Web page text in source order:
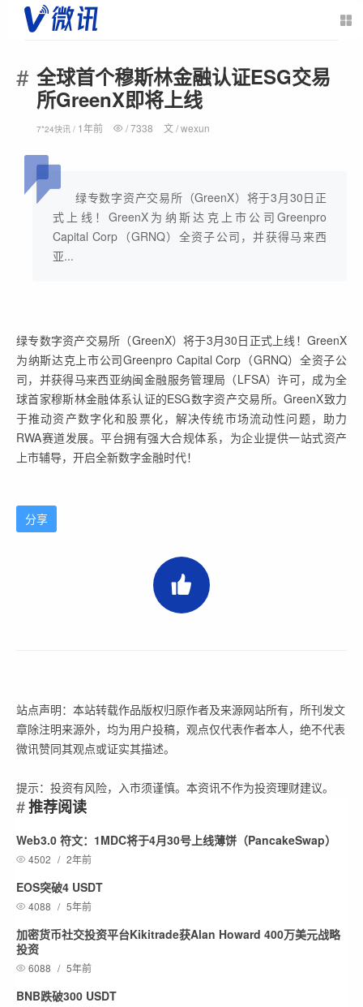
全球首个穆斯林金融认证ESG交易
所GreenX即将上线
7*24快讯 / 1年前 /7338 文 /wexun
绿专数字资产交易所（GreenX）将于3月30日正
式上线！GreenX为纳斯达克上市公司Greenpro
Capital Corp（GRNQ）全资子公司，并获得马来西
亚...
绿专数字资产交易所（GreenX）将于3月30日正式上线！GreenX
为纳斯达克上市公司Greenpro Capital Corp（GRNQ）全资子公
司，并获得马来西亚纳闽金融服务管理局（LFSA）许可，成为全
球首家穆斯林金融体系认证的ESG数字资产交易所。GreenX致力
于推动资产数字化和股票化，解决传统市场流动性问题，助力
RWA赛道发展。平台拥有强大合规体系，为企业提供一站式资产
上市辅导，开启全新数字金融时代！
分享
站点声明：本站转载作品版权归原作者及来源网站所有，所刊发文
章除注明来源外，均为用户投稿，观点仅代表作者本人，绝不代表
微讯赞同其观点或证实其描述。
提示：投资有风险，入市须谨慎。本资讯不作为投资理财建议。
推荐阅读
Web3.0 符文：1MDC将于4月30号上线薄饼（PancakeSwap）
4502 / 2年前
EOS突破4 USDT
4088 / 5年前
加密货币社交投资平台Kikitrade获Alan Howard 400万美元战略
投资
6088 / 5年前
BNB跌破300 USDT